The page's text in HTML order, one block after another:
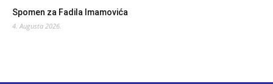
Spomen za Fadila Imamovića
4. Augusta 2026.